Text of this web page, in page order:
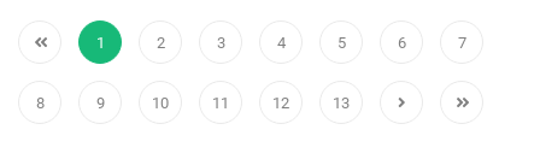
1 2 3 4 5 6 7
8 9 10 11 12 13